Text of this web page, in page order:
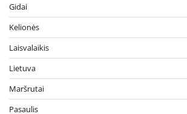
Gidai
Kelionės
Laisvalaikis
Lietuva
Maršrutai
Pasaulis